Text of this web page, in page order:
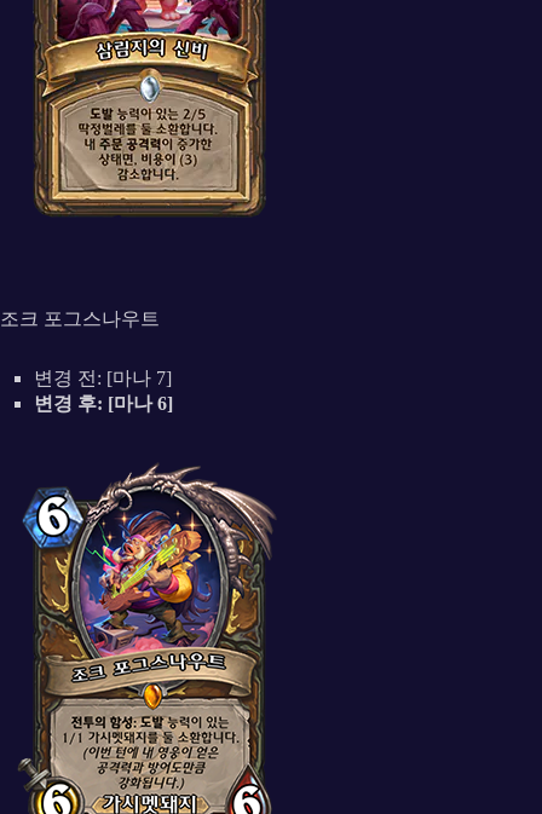
조크 포그스나우트
변경 전: [마나 7]
변경 후: [마나 6]